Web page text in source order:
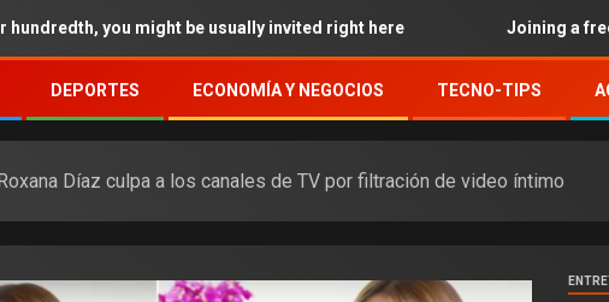
might be usually invited right here Joining a free account
DEPORTES ECONOMÍA Y NEGOCIOS TECNO-TIPS
Díaz culpa a los canales de TV por filtración de video íntimo